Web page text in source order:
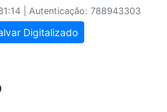
| Autenticação: 788943303
Digitalizado